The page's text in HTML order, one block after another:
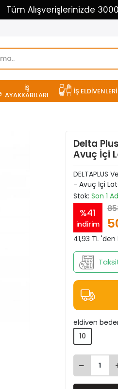
Tüm Alışverişlerinizde
İŞ
AYAKKABILARI İŞ ELDİVENLERİ
Delta
Avuç İçi
DELTAPLUS
- Avuç İçi
Stok: Son 1
%41
indirim
41,93 TL
eldiven
10